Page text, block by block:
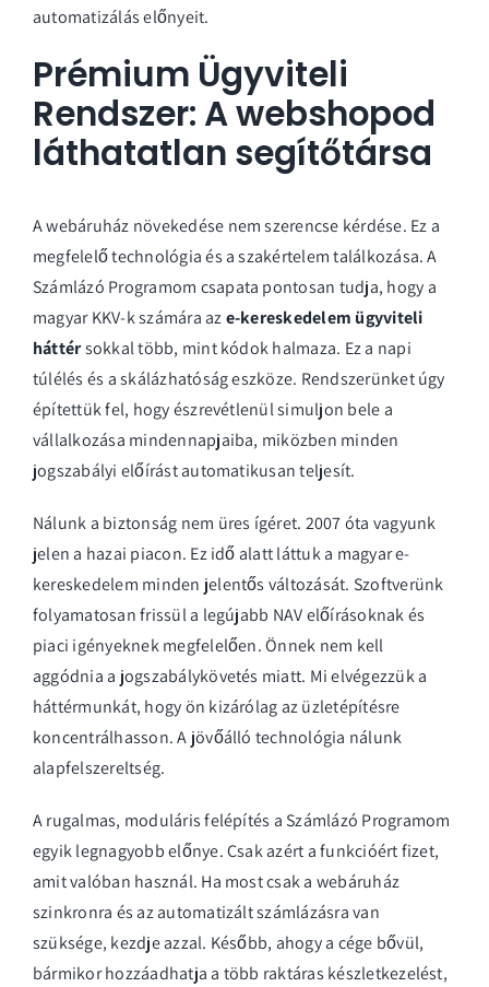
automatizálás előnyeit.
Prémium Ügyviteli
Rendszer: A webshopod
láthatatlan segítőtársa
A webáruház növekedése nem szerencse kérdése. Ez a
megfelelő technológia és a szakértelem találkozása. A
Számlázó Programom csapata pontosan tudja, hogy a
magyar KKV-k számára aze-kereskedelem ügyviteli
háttérsokkal több, mint kódok halmaza. Ez a napi
túlélés és a skálázhatóság eszköze. Rendszerünket úgy
építettük fel, hogy észrevétlenül simuljon bele a
vállalkozása mindennapjaiba, miközben minden
jogszabályi előírást automatikusan teljesít.
Nálunk a biztonság nem üres ígéret. 2007 óta vagyunk
jelen a hazai piacon. Ez idő alatt láttuk a magyar e-
kereskedelem minden jelentős változását. Szoftverünk
folyamatosan frissül a legújabb NAV előírásoknak és
piaci igényeknek megfelelően. Önnek nem kell
aggódnia a jogszabálykövetés miatt. Mi elvégezzük a
háttérmunkát, hogy ön kizárólag az üzletépítésre
koncentrálhasson. A jövőálló technológia nálunk
alapfelszereltség.
A rugalmas, moduláris felépítés a Számlázó Programom
egyik legnagyobb előnye. Csak azért a funkcióért fizet,
amit valóban használ. Ha most csak a webáruház
szinkronra és az automatizált számlázásra van
szüksége, kezdje azzal. Később, ahogy a cége bővül,
bármikor hozzáadhatja a több raktáras készletkezelést,